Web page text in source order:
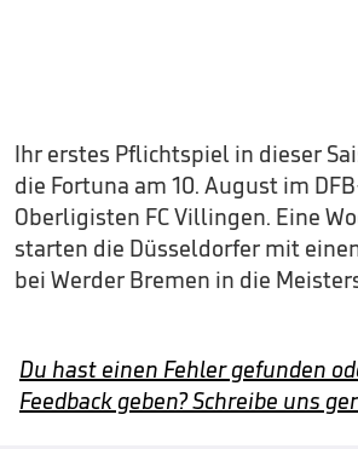
Ihr erstes Pflichtspiel in dieser
die Fortuna am 10. August im
Oberligisten FC Villingen. Eine
starten die Düsseldorfer mit
bei Werder Bremen in die
Du hast einen Fehler gefunden
Feedback geben? Schreibe uns